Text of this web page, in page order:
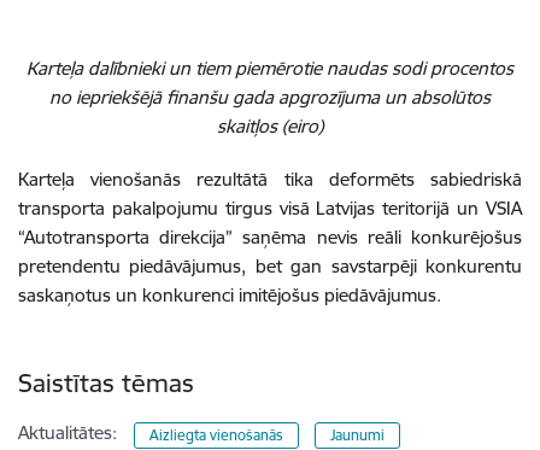
Karteļa dalībnieki un tiem piemērotie naudas sodi procentos
no iepriekšējā finanšu gada apgrozījuma un absolūtos
skaitļos (eiro)
Karteļa vienošanās rezultātā tika deformēts sabiedriskā
transporta pakalpojumu tirgus visā Latvijas teritorijā un VSIA
“Autotransporta direkcija” saņēma nevis reāli konkurējošus
pretendentu piedāvājumus, bet gan savstarpēji konkurentu
saskaņotus un konkurenci imitējošus piedāvājumus.
Saistītas tēmas
Aktualitātes: Aizliegta vienošanās Jaunumi